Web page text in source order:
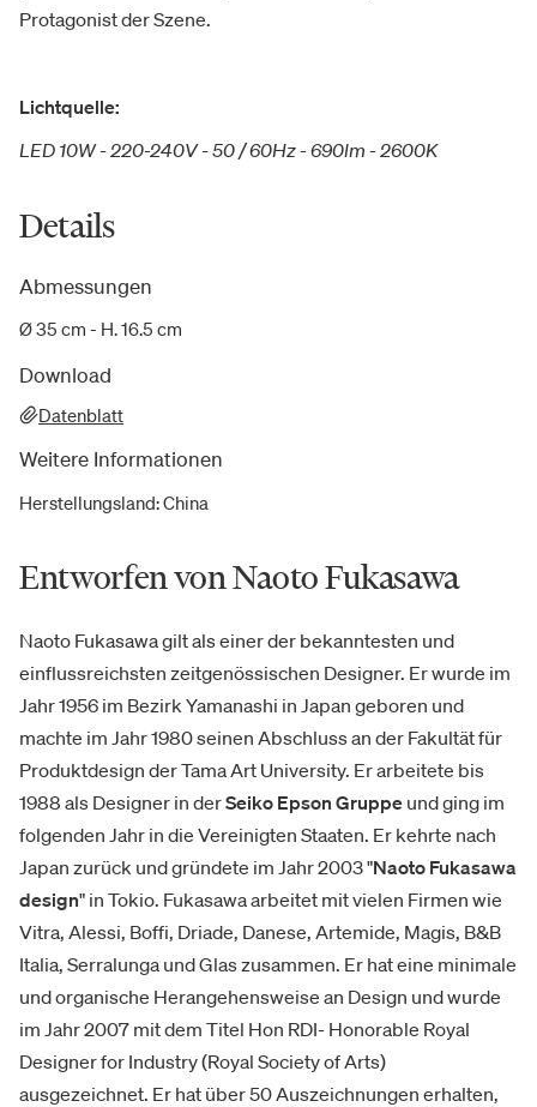
Protagonist der Szene.
Lichtquelle:
LED 10W - 220-240V - 50 / 60Hz - 690lm - 2600K
Details
Abmessungen
Ø 35 cm - H. 16.5 cm
Download
Datenblatt
Weitere Informationen
Herstellungsland:China
Entworfen von Naoto Fukasawa
Naoto Fukasawa gilt als einer der bekanntesten und
einflussreichsten zeitgenössischen Designer. Er wurde im
Jahr 1956 im Bezirk Yamanashi in Japan geboren und
machte im Jahr 1980 seinen Abschluss an der Fakultät für
Produktdesign der Tama Art University. Er arbeitete bis
1988 als Designer in derSeiko Epson Gruppe und ging im
folgenden Jahr in die Vereinigten Staaten. Er kehrte nach
Japan zurück und gründete im Jahr 2003 "Naoto Fukasawa
design" in Tokio. Fukasawa arbeitet mit vielen Firmen wie
Vitra, Alessi, Boffi, Driade, Danese, Artemide, Magis, B&B
Italia, Serralunga und Glas zusammen. Er hat eine minimale
und organische Herangehensweise an Design und wurde
im Jahr 2007 mit dem Titel Hon RDI- Honorable Royal
Designer for Industry (Royal Society of Arts)
ausgezeichnet. Er hat über 50 Auszeichnungen erhalten,